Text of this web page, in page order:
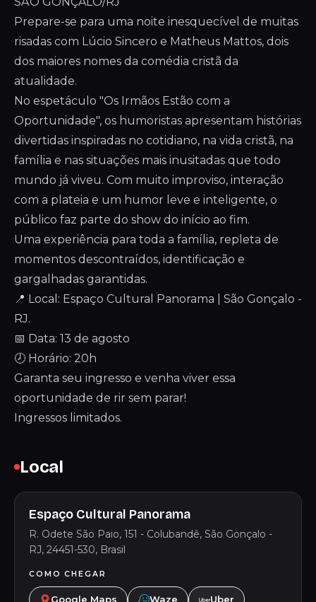
Prepare-se para uma noite inesquecível de muitas
risadas com Lúcio Sincero e Matheus Mattos, dois
dos maiores nomes da comédia cristã da
atualidade.
No espetáculo "Os Irmãos Estão com a
Oportunidade", os humoristas apresentam histórias
divertidas inspiradas no cotidiano, na vida cristã, na
família e nas situações mais inusitadas que todo
mundo já viveu. Com muito improviso, interação
com a plateia e um humor leve e inteligente, o
público faz parte do show do início ao fim.
Uma experiência para toda a família, repleta de
momentos descontraídos, identificação e
gargalhadas garantidas.
📍 Local: Espaço Cultural Panorama | São Gonçalo -
RJ.
📅 Data: 13 de agosto
🕗 Horário: 20h
Garanta seu ingresso e venha viver essa
oportunidade de rir sem parar!
Ingressos limitados.
Local
Espaço Cultural Panorama
R. Odete São Paio, 151 - Colubandê, São Gonçalo -
RJ, 24451-530, Brasil
COMO CHEGAR
Google Maps Waze Uber